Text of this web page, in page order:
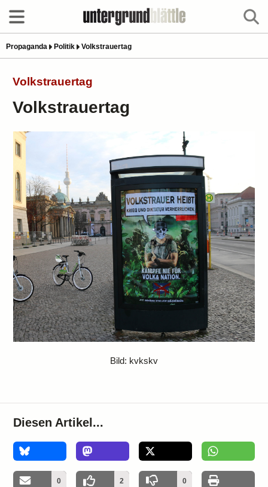
Propaganda Politik Volkstrauertag
Volkstrauertag
Volkstrauertag
Bild: kvkskv
Diesen Artikel...
0 2 0